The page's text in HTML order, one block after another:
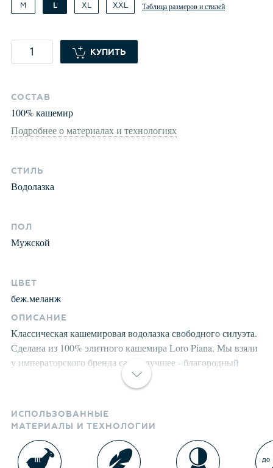
M L XL XXL Таблица размеров и стилей
КУПИТЬ
СОСТАВ
100%кашемир
Подробнее о материалах и технологиях
СТИЛЬ
Водолазка
ПОЛ
Мужской
ЦВЕТ
беж.меланж
ОПИСАНИЕ
Классическая кашемировая водолазка свободного силуэта.
Сделана из 100% элитного кашемира Loro Piana. Мы взяли
у императорского бренда самое лучшее - благородный
кашемир. Остальное - маниакальный уровень качества
производства, нежной стирки и великолепную посадку,
предварительной обработки приобретает лёгкость,
продуваемой. Носите долго и с удовольствием. Можно
стирать в домашних условиях на режиме шерсть.
ИСПОЛЬЗОВАННЫЕ
МАТЕРИАЛЫ И ТЕХНОЛОГИИ